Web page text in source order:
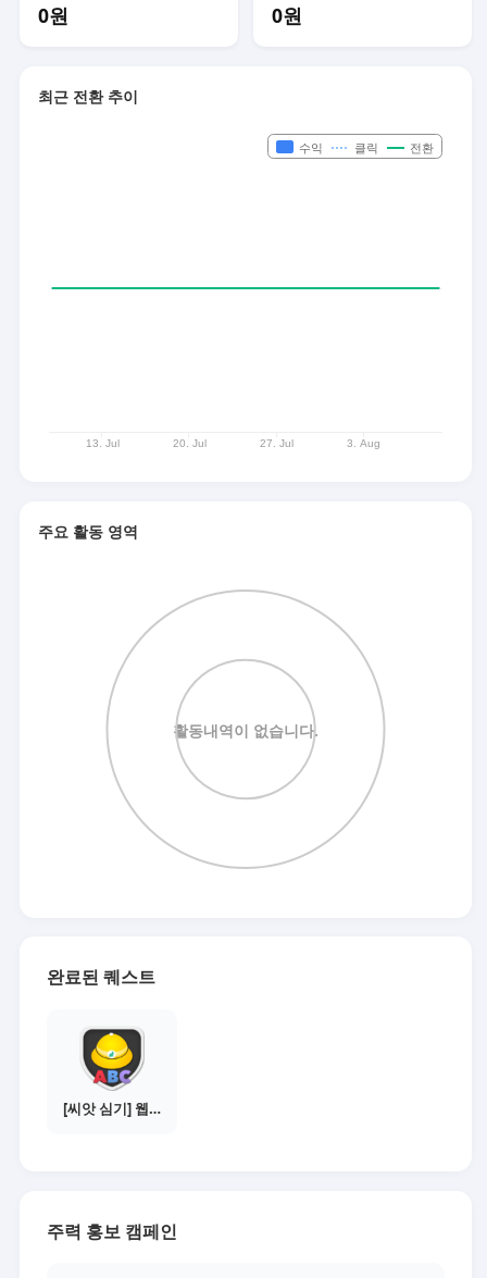
0원 0원
최근 전환 추이
주요 활동 영역
완료된 퀘스트
[씨앗 심기] 웹툰보기 - 주의사항 편
주력 홍보 캠페인